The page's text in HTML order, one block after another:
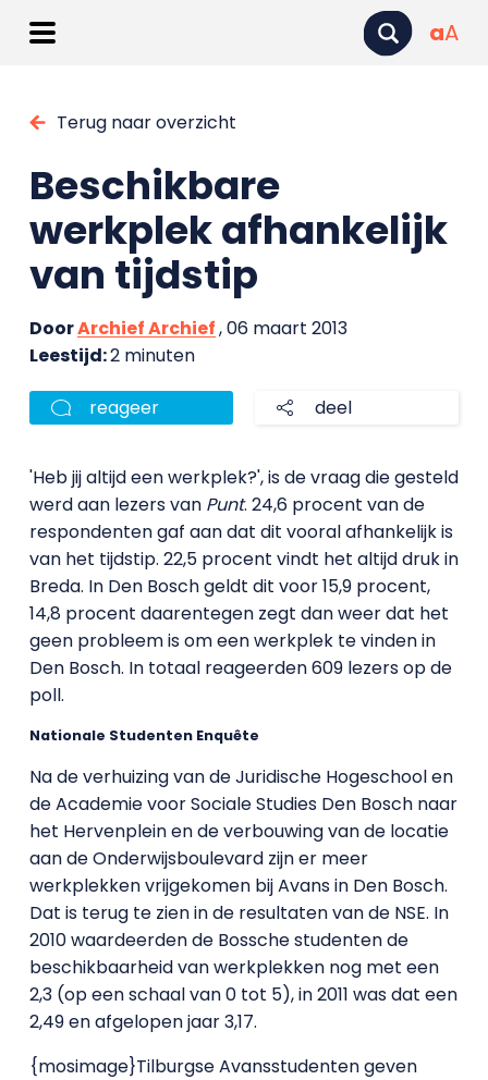
aA
Terug naar overzicht
Beschikbare
werkplek afhankelijk
van tijdstip
DoorArchief Archief, 06 maart 2013
Leestijd:2 minuten
reageer deel
'Heb jij altijd een werkplek?', is de vraag die gesteld
werd aan lezers van Punt. 24,6 procent van de
respondenten gaf aan dat dit vooral afhankelijk is
van het tijdstip. 22,5 procent vindt het altijd druk in
Breda. In Den Bosch geldt dit voor 15,9 procent,
14,8 procent daarentegen zegt dan weer dat het
geen probleem is om een werkplek te vinden in
Den Bosch. In totaal reageerden 609 lezers op de
poll.
Nationale Studenten Enquête
Na de verhuizing van de Juridische Hogeschool en
de Academie voor Sociale Studies Den Bosch naar
het Hervenplein en de verbouwing van de locatie
aan de Onderwijsboulevard zijn er meer
werkplekken vrijgekomen bij Avans in Den Bosch.
Dat is terug te zien in de resultaten van de NSE. In
2010 waardeerden de Bossche studenten de
beschikbaarheid van werkplekken nog met een
2,3 (op een schaal van 0 tot 5), in 2011 was dat een
2,49 en afgelopen jaar 3,17.
{mosimage}Tilburgse Avansstudenten geven